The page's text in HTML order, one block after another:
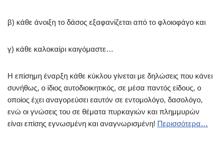
β) κάθε άνοιξη το δάσος εξαφανίζεται από το φλοιοφάγο και
γ) κάθε καλοκαίρι καιγόμαστε…
Η επίσημη έναρξη κάθε κύκλου γίνεται με δηλώσεις που κάνει
συνήθως, ο ίδιος αυτοδιοικητικός, σε μέσα παντός είδους, ο
οποίος έχει αναγορεύσει εαυτόν σε εντομολόγο, δασολόγο,
ενώ οι γνώσεις του σε θέματα πυρκαγιών και πλημμυρών
είναι επίσης εγνωσμένη και αναγνωρισμένη! Περισσότερα…